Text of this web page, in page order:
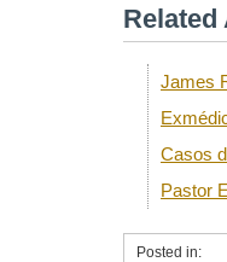
James
Casos
Pastor
Posted in: